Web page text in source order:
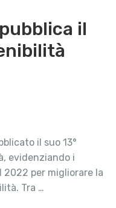
il
il suo 13°
evidenziando i
per migliorare la
Tra …